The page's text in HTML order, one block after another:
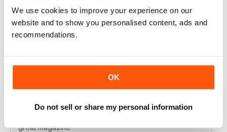
We use cookies to improve your experience on our
website and to show you personalised content, ads and
recommendations.
OK
Do not sell or share my personal information
RAILWAY MODELLER
Good range of articles on model railway layouts,
information on new products and articles on how to
Recensito 26 gennaio 2021
RAILWAY MODELLER
great magazine